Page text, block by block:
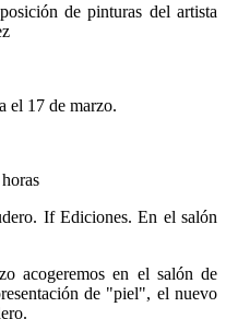
de pinturas del artista
el 17 de marzo.
If Ediciones. En el salón
acogeremos en el salón de
de "piel", el nuevo